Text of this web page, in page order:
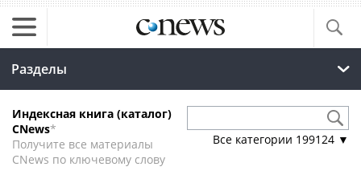
Разделы
Индексная книга (каталог)
CNews*
Получите все материалы
CNews по ключевому слову
Все категории 199124 ▼